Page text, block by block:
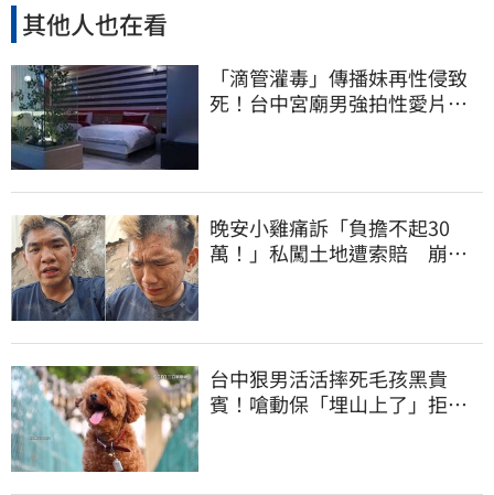
其他人也在看
「滴管灌毒」傳播妹再性侵致
死！台中宮廟男強拍性愛片
晚安小雞痛訴「負擔不起30
萬！」私闖土地遭索賠 崩
台中狠男活活摔死毛孩黑貴
賓！嗆動保「埋山上了」拒交